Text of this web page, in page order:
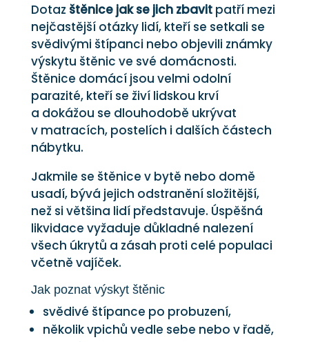
Dotaz štěnice jak se jich zbavitpatří mezi
nejčastější otázky lidí, kteří se setkali se
svědivými štípanci nebo objevili známky
výskytu štěnic ve své domácnosti.
Štěnice domácí jsou velmi odolní
parazité, kteří se živí lidskou krví
a dokážou se dlouhodobě ukrývat
v matracích, postelích i dalších částech
nábytku.
Jakmile se štěnice v bytě nebo domě
usadí, bývá jejich odstranění složitější,
než si většina lidí představuje. Úspěšná
likvidace vyžaduje důkladné nalezení
všech úkrytů a zásah proti celé populaci
včetně vajíček.
Jak poznat výskyt štěnic
svědivé štípance po probuzení,
několik vpichů vedle sebe nebo v řadě,